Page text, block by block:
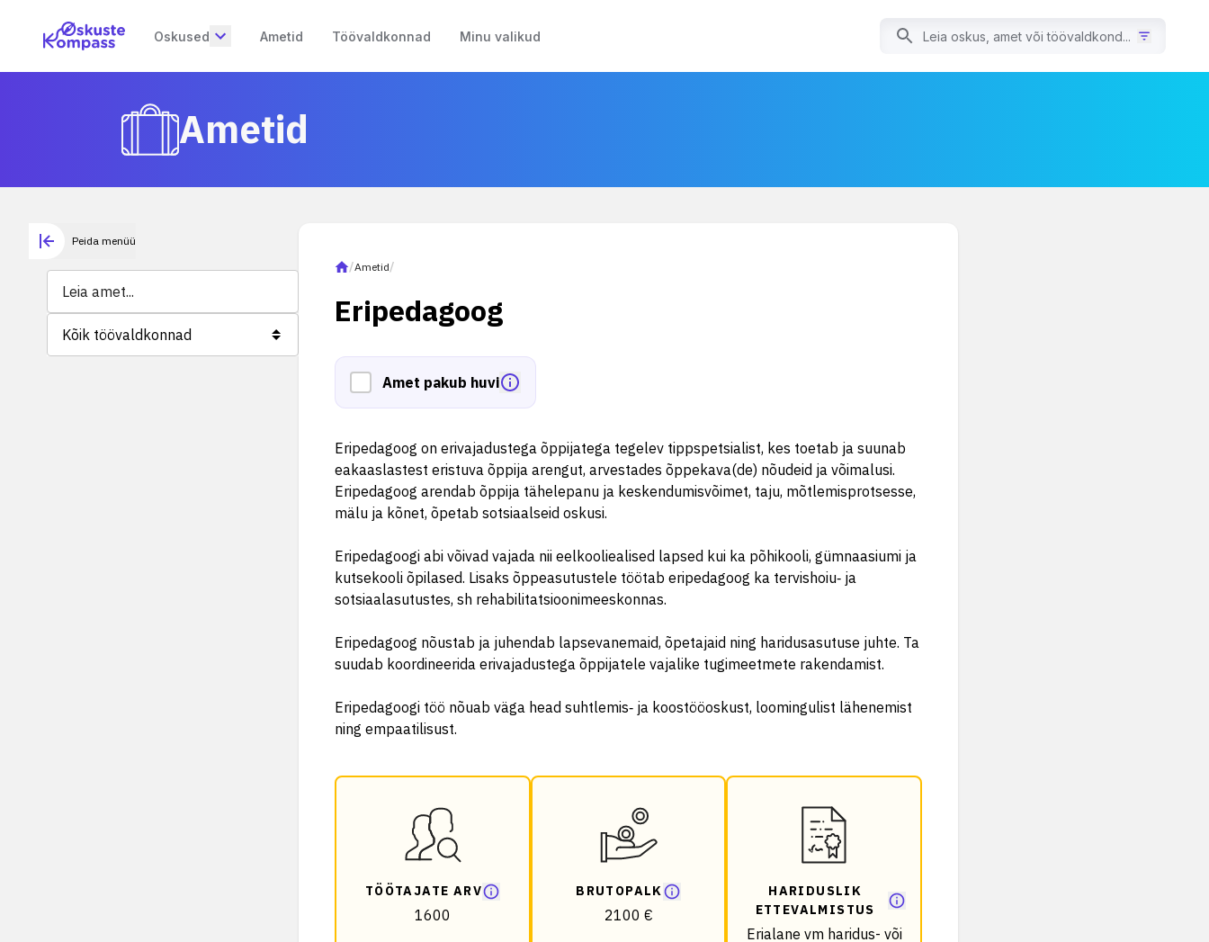
Oskused Ametid Töövaldkonnad Minu valikud
Ametid
Peida menüü
Kõik töövaldkonnad
/Ametid/
Eripedagoog
Amet pakub huvi
Eripedagoog on erivajadustega õppijatega tegelev tippspetsialist, kes toetab ja suunab
eakaaslastest eristuva õppija arengut, arvestades õppekava(de) nõudeid ja võimalusi.
Eripedagoog arendab õppija tähelepanu ja keskendumisvõimet, taju, mõtlemisprotsesse,
mälu ja kõnet, õpetab sotsiaalseid oskusi.
Eripedagoogi abi võivad vajada nii eelkooliealised lapsed kui ka põhikooli, gümnaasiumi ja
kutsekooli õpilased. Lisaks õppeasutustele töötab eripedagoog ka tervishoiu‑ ja
sotsiaalasutustes, sh rehabilitatsioonimeeskonnas.
Eripedagoog nõustab ja juhendab lapsevanemaid, õpetajaid ning haridusasutuse juhte. Ta
suudab koordineerida erivajadustega õppijatele vajalike tugimeetmete rakendamist.
Eripedagoogi töö nõuab väga head suhtlemis‑ ja koostööoskust, loomingulist lähenemist
ning empaatilisust.
TÖÖTAJATE ARV
1600
BRUTOPALK
2100 €
HARIDUSLIK
ETTEVALMISTUS
Erialane vm haridus- või